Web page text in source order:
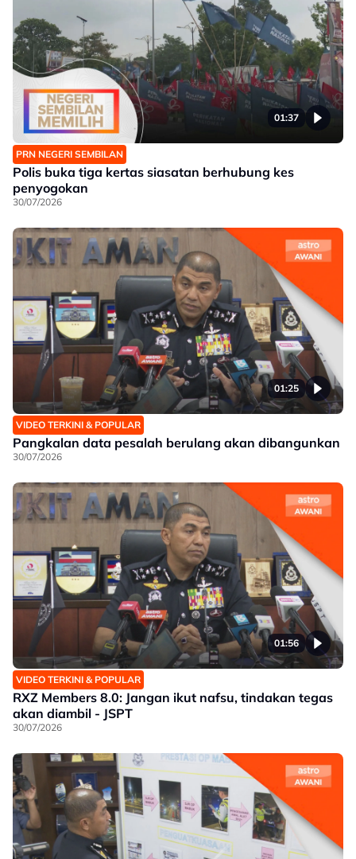
01:37
PRN NEGERI SEMBILAN
Polis buka tiga kertas siasatan berhubung kes
penyogokan
30/07/2026
01:25
VIDEO TERKINI & POPULAR
Pangkalan data pesalah berulang akan dibangunkan
30/07/2026
01:56
VIDEO TERKINI & POPULAR
RXZ Members 8.0: Jangan ikut nafsu, tindakan tegas
akan diambil - JSPT
30/07/2026